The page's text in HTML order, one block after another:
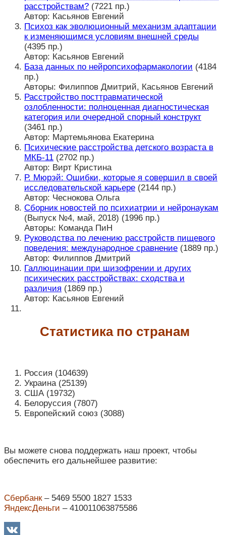
расстройствам? (7221 пр.)
Автор: Касьянов Евгений
Психоз как эволюционный механизм адаптации
к изменяющимся условиям внешней среды
(4395 пр.)
Автор: Касьянов Евгений
База данных по нейропсихофармакологии (4184
пр.)
Авторы: Филиппов Дмитрий, Касьянов Евгений
Расстройство посттравматической
озлобленности: полноценная диагностическая
категория или очередной спорный конструкт
(3461 пр.)
Автор: Мартемьянова Екатерина
Психические расстройства детского возраста в
МКБ-11 (2702 пр.)
Автор: Вирт Кристина
Р. Мюрэй: Ошибки, которые я совершил в своей
исследовательской карьере (2144 пр.)
Автор: Чеснокова Ольга
Сборник новостей по психиатрии и нейронаукам
(Выпуск №4, май, 2018) (1996 пр.)
Авторы: Команда ПиН
Руководства по лечению расстройств пищевого
поведения: международное сравнение (1889 пр.)
Автор: Филиппов Дмитрий
Галлюцинации при шизофрении и других
психических расстройствах: сходства и
различия (1869 пр.)
Автор: Касьянов Евгений
Статистика по странам
Россия (104639)
Украина (25139)
США (19732)
Белоруссия (7807)
Европейский союз (3088)
Вы можете снова поддержать наш проект, чтобы
обеспечить его дальнейшее развитие:
Сбербанк– 5469 5500 1827 1533
ЯндексДеньги – 410011063875586